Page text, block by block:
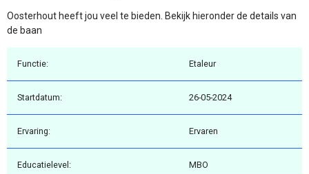
Oosterhout heeft jou veel te bieden. Bekijk hieronder de details van
de baan
Functie: Etaleur
Startdatum: 26-05-2024
Ervaring: Ervaren
Educatielevel: MBO